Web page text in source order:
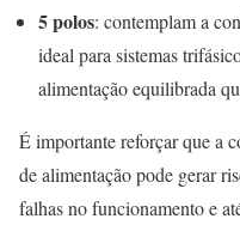
5 polos: contemplam a
ideal para sistemas
alimentação equilibrada
É importante reforçar que a
de alimentação pode gerar
falhas no funcionamento e